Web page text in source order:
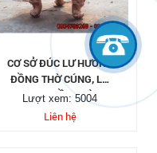
CƠ SỞ ĐÚC LƯ HƯƠNG
ĐỒNG THỜ CÚNG, LƯ
HƯƠNG ĐỒNG ĐÌNH
CHÙA, LƯ HƯƠNG
NGOÀI TRỜI
Lượt xem: 5004
Liên hệ